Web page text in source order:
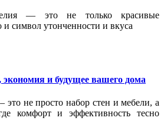
— это не только красивые
и символ утонченности и вкуса
и будущее вашего дома
не просто набор стен и мебели, а
комфорт и эффективность тесно